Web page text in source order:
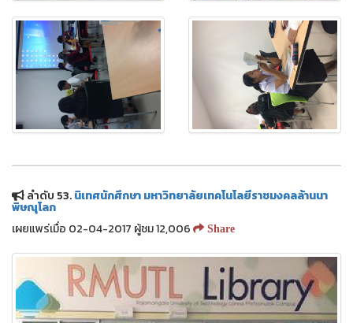
ลำดับ 53.นิเทศนักศึกษา มหาวิทยาลัยเทคโนโลยีราชมงคลล้านนา
พิษณุโลก
เผยแพร่เมื่อ 02-04-2017 ผู้ชม 12,006
Share